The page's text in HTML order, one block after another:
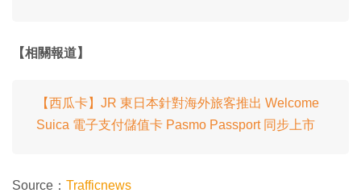
【相關報道】
【西瓜卡】JR 東日本針對海外旅客推出 Welcome
Suica 電子支付儲值卡 Pasmo Passport 同步上市
Source： Trafficnews